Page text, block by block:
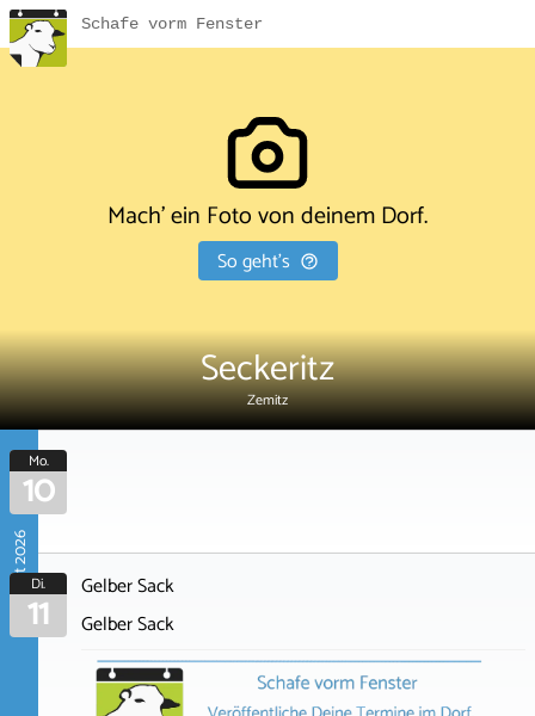
Schafe vorm Fenster
Mach' ein Foto von deinem Dorf.
So geht's
Seckeritz
Zemitz
August 2026
Mo.
10
Di.
11
Gelber Sack
Gelber Sack